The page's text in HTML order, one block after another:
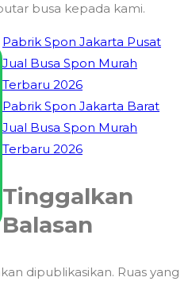
busa kepada kami.
Pabrik Spon Jakarta Pusat
Jual Busa Spon Murah
Terbaru 2026
Pabrik Spon Jakarta Barat
Jual Busa Spon Murah
Terbaru 2026
Tinggalkan
Balasan
dipublikasikan. Ruas yang